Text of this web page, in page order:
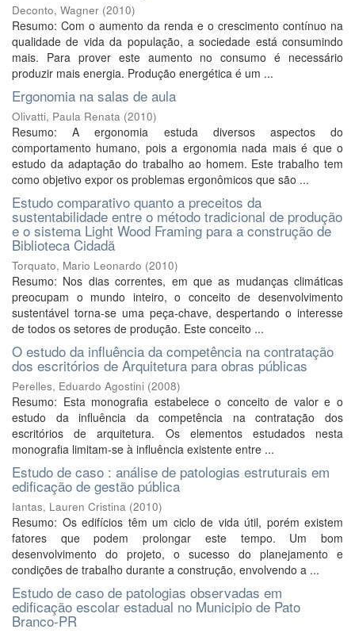
Deconto, Wagner (2010)
Resumo: Com o aumento da renda e o crescimento contínuo na
qualidade de vida da população, a sociedade está consumindo
mais. Para prover este aumento no consumo é necessário
produzir mais energia. Produção energética é um ...
Ergonomia na salas de aula
Olivatti, Paula Renata (2010)
Resumo: A ergonomia estuda diversos aspectos do
comportamento humano, pois a ergonomia nada mais é que o
estudo da adaptação do trabalho ao homem. Este trabalho tem
como objetivo expor os problemas ergonômicos que são ...
Estudo comparativo quanto a preceitos da
sustentabilidade entre o método tradicional de produção
e o sistema Light Wood Framing para a construção de
Biblioteca Cidadã
Torquato, Mario Leonardo (2010)
Resumo: Nos dias correntes, em que as mudanças climáticas
preocupam o mundo inteiro, o conceito de desenvolvimento
sustentável torna-se uma peça-chave, despertando o interesse
de todos os setores de produção. Este conceito ...
O estudo da influência da competência na contratação
dos escritórios de Arquitetura para obras públicas
Perelles, Eduardo Agostini (2008)
Resumo: Esta monografia estabelece o conceito de valor e o
estudo da influência da competência na contratação dos
escritórios de arquitetura. Os elementos estudados nesta
monografia limitam-se à influência existente entre ...
Estudo de caso : análise de patologias estruturais em
edificação de gestão pública
Iantas, Lauren Cristina (2010)
Resumo: Os edifícios têm um ciclo de vida útil, porém existem
fatores que podem prolongar este tempo. Um bom
desenvolvimento do projeto, o sucesso do planejamento e
condições de trabalho durante a construção, envolvendo a ...
Estudo de caso de patologias observadas em
edificação escolar estadual no Municipio de Pato
Branco-PR